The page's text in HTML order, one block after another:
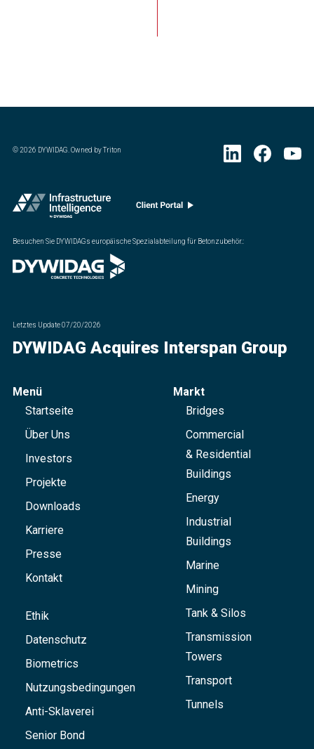
©2026 DYWIDAG. Owned by Triton
Besuchen Sie DYWIDAGs europäische Spezialabteilung für Betonzubehör.:
Letztes Update07/20/2026
DYWIDAG Acquires Interspan Group
Menü
Startseite
Über Uns
Investors
Projekte
Downloads
Karriere
Presse
Kontakt
Ethik
Datenschutz
Biometrics
Nutzungsbedingungen
Anti-Sklaverei
Senior Bond
Markt
Bridges
Commercial
& Residential
Buildings
Energy
Industrial
Buildings
Marine
Mining
Tank & Silos
Transmission
Towers
Transport
Tunnels